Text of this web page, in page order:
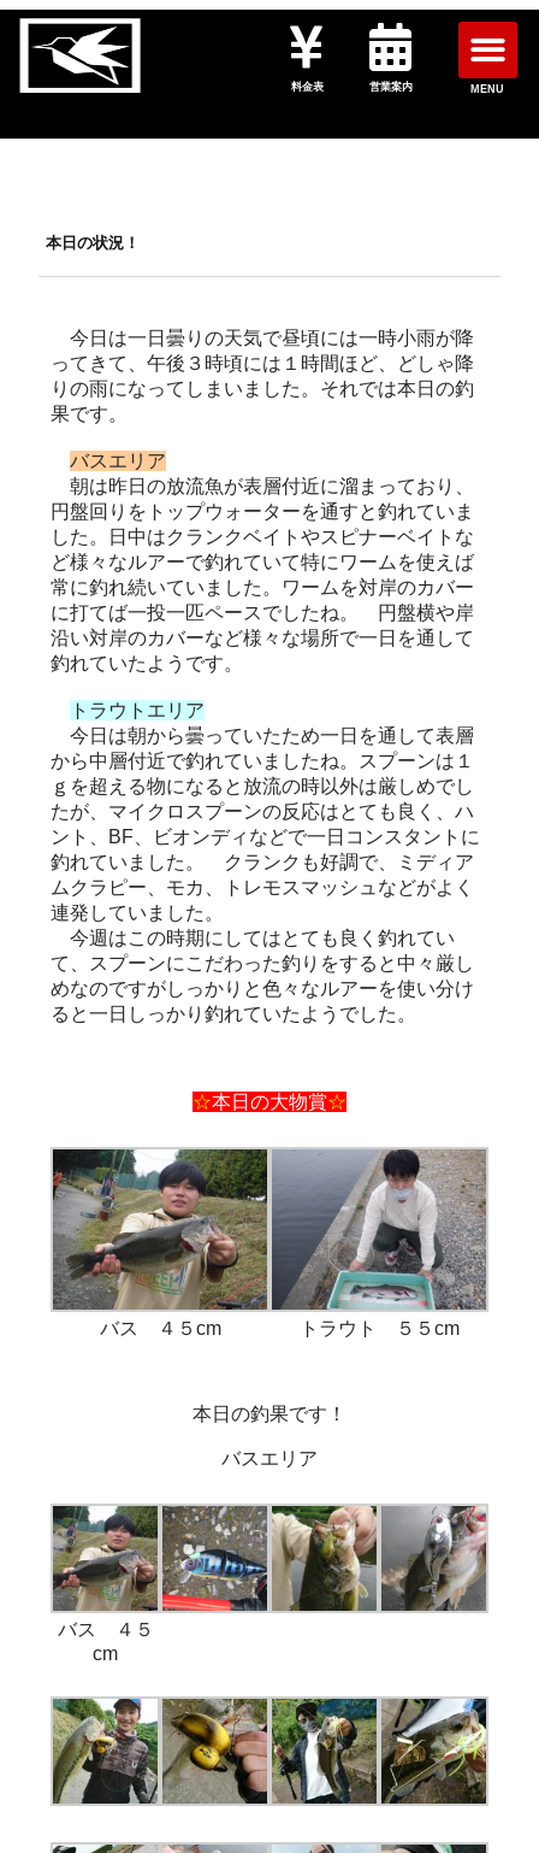
料金表 営業案内 MENU
本日の状況！
今日は一日曇りの天気で昼頃には一時小雨が降
ってきて、午後３時頃には１時間ほど、どしゃ降
りの雨になってしまいました。それでは本日の釣
果です。
バスエリア
朝は昨日の放流魚が表層付近に溜まっており、
円盤回りをトップウォーターを通すと釣れていま
した。日中はクランクベイトやスピナーベイトな
ど様々なルアーで釣れていて特にワームを使えば
常に釣れ続いていました。ワームを対岸のカバー
に打てば一投一匹ペースでしたね。 円盤横や岸
沿い対岸のカバーなど様々な場所で一日を通して
釣れていたようです。
トラウトエリア
今日は朝から曇っていたため一日を通して表層
から中層付近で釣れていましたね。スプーンは１
ｇを超える物になると放流の時以外は厳しめでし
たが、マイクロスプーンの反応はとても良く、ハ
ント、BF、ビオンディなどで一日コンスタントに
釣れていました。 クランクも好調で、ミディア
ムクラピー、モカ、トレモスマッシュなどがよく
連発していました。
今週はこの時期にしてはとても良く釣れてい
て、スプーンにこだわった釣りをすると中々厳し
めなのですがしっかりと色々なルアーを使い分け
ると一日しっかり釣れていたようでした。
☆本日の大物賞☆
バス ４５cm トラウト ５５cm
本日の釣果です！
バスエリア
バス ４５
cm